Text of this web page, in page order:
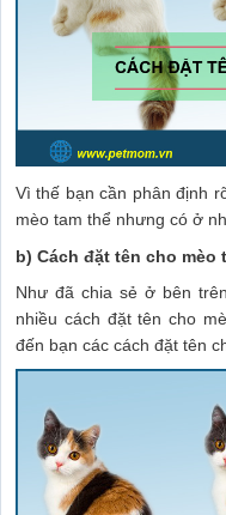
Vì thế bạn cần phân định
mèo tam thể nhưng có ở
b) Cách đặt tên cho mèo
Như đã chia sẻ ở bên
nhiều cách đặt tên cho
đến bạn các cách đặt tên